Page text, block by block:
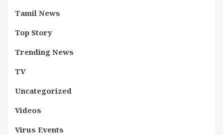
Tamil News
Top Story
Trending News
TV
Uncategorized
Videos
Virus Events